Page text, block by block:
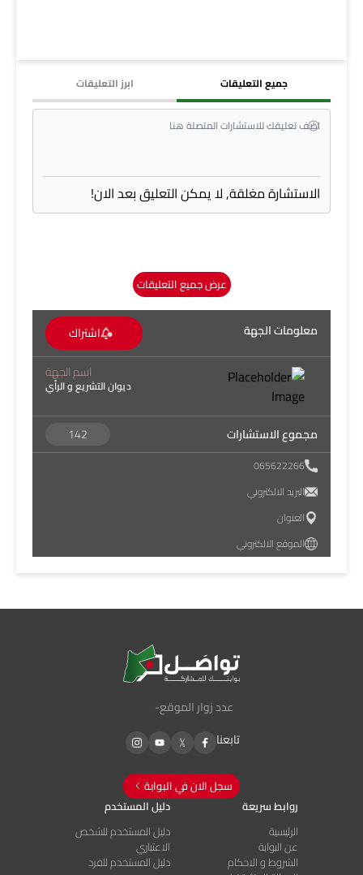
جميع التعليقات ابرز التعليقات
الاستشارة مغلقة, لا يمكن التعليق بعد الان!
عرض جميع التعليقات
معلومات الجهة
اشتراك
اسم الجهة
ديوان التشريع و الرأي
مجموع الاستشارات 142
065622266
البريد الالكتروني
العنوان
الموقع الالكتروني
عدد زوار الموقع-
تابعنا
سجل الان في البوابة
روابط سريعة
الرئيسية
عن البوابة
الشروط و الاحكام
دليل المستخدم
دليل المستخدم للشخص
الاعتباري
دليل المستخدم للفرد